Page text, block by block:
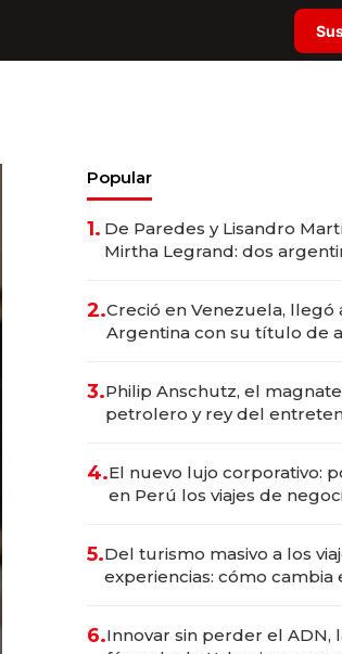
Popular
1. De Paredes y Lisandro
Mirtha Legrand: dos
2.Creció en Venezuela, llegó
Argentina con su título de
marcas "fast premium"
3.Philip Anschutz, el magnate
petrolero y rey del
4.El nuevo lujo corporativo:
en Perú los viajes de
transformadoras
5.Del turismo masivo a los
experiencias: cómo cambia
6.Innovar sin perder el ADN,